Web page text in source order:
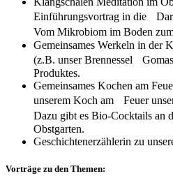
Einführungsvortrag in die
Vom Mikrobiom im Boden
Gemeinsames Werkeln in der
(z.B. unser Brennessel
Produktes.
Gemeinsames Kochen am
unserem Koch am Feuer
Dazu gibt es Bio-Cocktails an
Obstgarten.
Geschichtenerzählerin zu
Vorträge zu den Themen: